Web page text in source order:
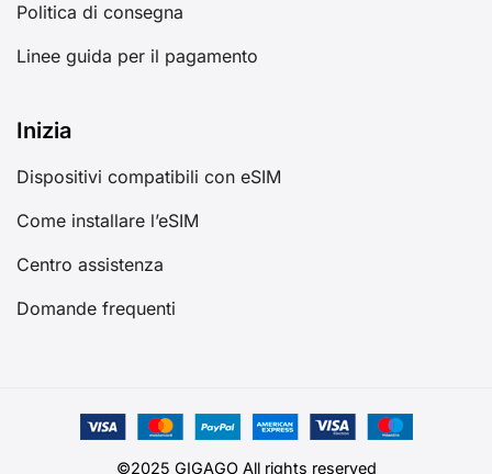
Politica di consegna
Linee guida per il pagamento
Inizia
Dispositivi compatibili con eSIM
Come installare l’eSIM
Centro assistenza
Domande frequenti
©2025 GIGAGO All rights reserved